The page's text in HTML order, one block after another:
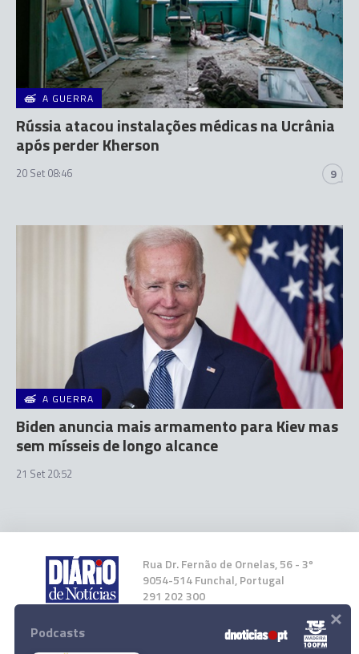
A GUERRA
Rússia atacou instalações médicas na Ucrânia
após perder Kherson
20 Set 08:46 9
A GUERRA
Biden anuncia mais armamento para Kiev mas
sem mísseis de longo alcance
21 Set 20:52
Rua Dr. Fernão de Ornelas, 56 - 3º
9054-514 Funchal, Portugal
291 202 300
Instale a nossa App
Podcasts ×